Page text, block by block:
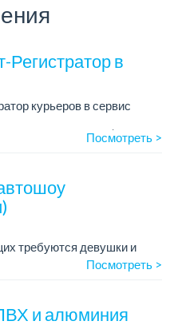
в
курьеров в сервис
хана - Макатаева).Посмотреть >
требуются девушки и
перекупы.
Посмотреть >
и алюминия